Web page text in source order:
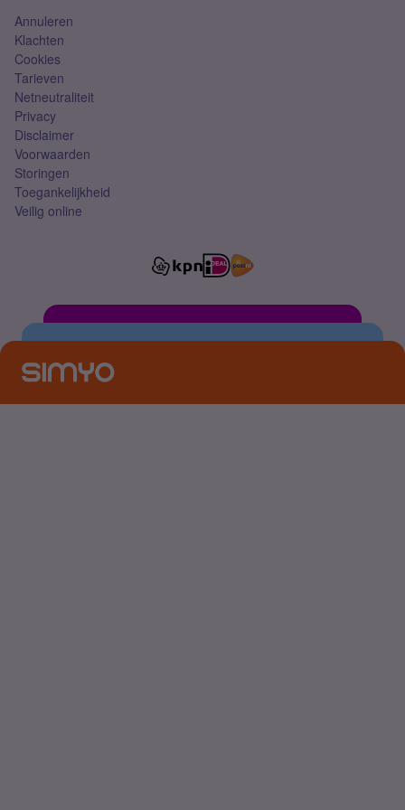
Annuleren
Klachten
Cookies
Tarieven
Netneutraliteit
Privacy
Disclaimer
Voorwaarden
Storingen
Toegankelijkheid
Veilig online